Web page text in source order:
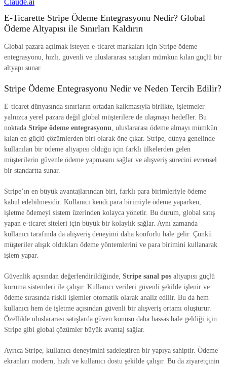
E-Ticarette Stripe Ödeme Entegrasyonu Nedir? Global
Ödeme Altyapısı ile Sınırları Kaldırın
Global pazara açılmak isteyen e-ticaret markaları için Stripe ödeme
entegrasyonu, hızlı, güvenli ve uluslararası satışları mümkün kılan güçlü bir
altyapı sunar.
Stripe Ödeme Entegrasyonu Nedir ve Neden Tercih Edilir?
E-ticaret dünyasında sınırların ortadan kalkmasıyla birlikte, işletmeler
yalnızca yerel pazara değil global müşterilere de ulaşmayı hedefler. Bu
noktada Stripe ödeme entegrasyonu , uluslararası ödeme almayı mümkün
kılan en güçlü çözümlerden biri olarak öne çıkar. Stripe, dünya genelinde
kullanılan bir ödeme altyapısı olduğu için farklı ülkelerden gelen
müşterilerin güvenle ödeme yapmasını sağlar ve alışveriş sürecini evrensel
bir standartta sunar.
Stripe’ın en büyük avantajlarından biri, farklı para birimleriyle ödeme
kabul edebilmesidir. Kullanıcı kendi para birimiyle ödeme yaparken,
işletme ödemeyi sistem üzerinden kolayca yönetir. Bu durum, global satış
yapan e-ticaret siteleri için büyük bir kolaylık sağlar. Aynı zamanda
kullanıcı tarafında da alışveriş deneyimi daha konforlu hale gelir. Çünkü
müşteriler alışık oldukları ödeme yöntemlerini ve para birimini kullanarak
işlem yapar.
Güvenlik açısından değerlendirildiğinde, Stripe sanal pos altyapısı güçlü
koruma sistemleri ile çalışır. Kullanıcı verileri güvenli şekilde işlenir ve
ödeme sırasında riskli işlemler otomatik olarak analiz edilir. Bu da hem
kullanıcı hem de işletme açısından güvenli bir alışveriş ortamı oluşturur.
Özellikle uluslararası satışlarda güven konusu daha hassas hale geldiği için
Stripe gibi global çözümler büyük avantaj sağlar.
Ayrıca Stripe, kullanıcı deneyimini sadeleştiren bir yapıya sahiptir. Ödeme
ekranları modern, hızlı ve kullanıcı dostu şekilde çalışır. Bu da ziyaretçinin